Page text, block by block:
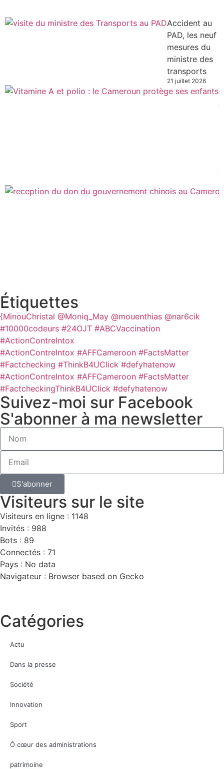
Accident au
PAD, les neuf
mesures du
ministre des
transports
21 juillet 2026
Étiquettes
{MinouChristal @Moniq_May @mouenthias @nar6cik
#10000codeurs #24OJT #ABCVaccination
#ActionContreIntox
#ActionContreIntox #AFFCameroon #FactsMatter
#Factchecking #ThinkB4UClick #defyhatenow
#ActionContreIntox #AFFCameroon #FactsMatter
#FactcheckingThinkB4UClick #defyhatenow
Suivez-moi sur Facebook
S'abonner à ma newsletter
S'abonner
Visiteurs sur le site
Visiteurs en ligne : 1148
Invités : 988
Bots : 89
Connectés : 71
Pays : No data
Navigateur : Browser based on Gecko
Catégories
Actu
Dans la presse
Société
Innovation
Sport
Ô cœur des administrations
patrimoine